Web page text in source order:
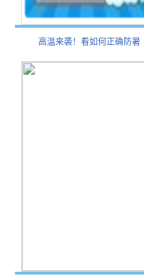
高温来袭！看如何正确防暑